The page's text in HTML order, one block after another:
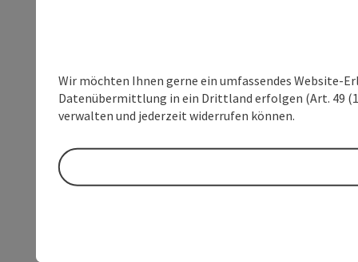
Wir möchten Ihnen gerne ein umfassendes Website-
Datenübermittlung in ein Drittland erfolgen (Art. 49
verwalten und jederzeit widerrufen können.